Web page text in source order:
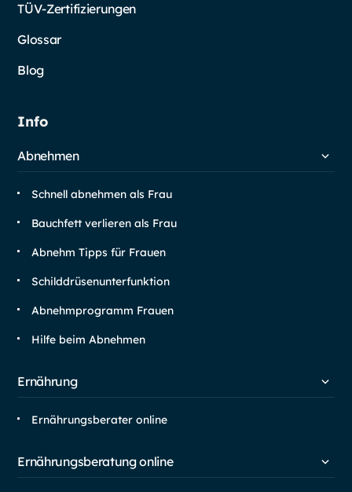
TÜV-Zertifizierungen
Glossar
Blog
Info
Abnehmen
Schnell abnehmen als Frau
Bauchfett verlieren als Frau
Abnehm Tipps für Frauen
Schilddrüsen­unterfunktion
Abnehm­programm Frauen
Hilfe beim Abnehmen
Ernährung
Ernährungsberater online
Ernährungsberatung online